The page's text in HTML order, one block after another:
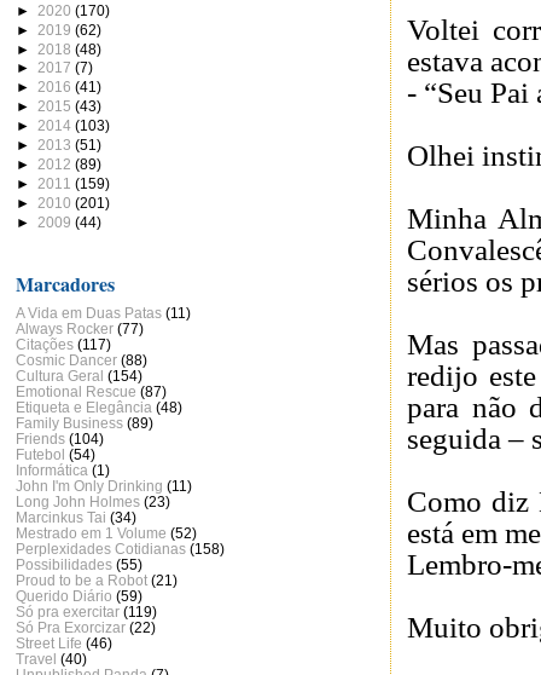
Voltei
estava
- “Seu Pai
Olhei
Minha
sérios os
Mas
redijo
para não
seguida –
Como diz
está em
Lembro-
Muito
► 2020 (170)
► 2019 (62)
► 2018 (48)
► 2017 (7)
► 2016 (41)
► 2015 (43)
► 2014 (103)
► 2013 (51)
► 2012 (89)
► 2011 (159)
► 2010 (201)
► 2009 (44)
Marcadores
A Vida em Duas Patas (11)
Always Rocker (77)
Citações (117)
Cosmic Dancer (88)
Cultura Geral (154)
Emotional Rescue (87)
Etiqueta e Elegância (48)
Family Business (89)
Friends (104)
Futebol (54)
Informática (1)
John I'm Only Drinking (11)
Long John Holmes (23)
Marcinkus Tai (34)
Mestrado em 1 Volume (52)
Perplexidades Cotidianas (158)
Possibilidades (55)
Proud to be a Robot (21)
Querido Diário (59)
Só pra exercitar (119)
Só Pra Exorcizar (22)
Street Life (46)
Travel (40)